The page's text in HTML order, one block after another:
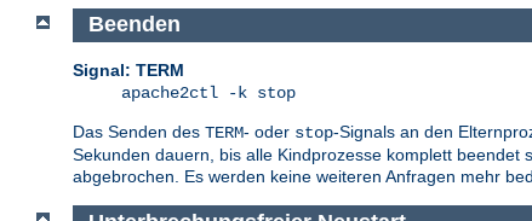
Beenden
Signal: TERM
apache2ctl -k stop
Das Senden des TERM- oder stop-Signals an den
Sekunden dauern, bis alle Kindprozesse komplett
abgebrochen. Es werden keine weiteren Anfragen mehr